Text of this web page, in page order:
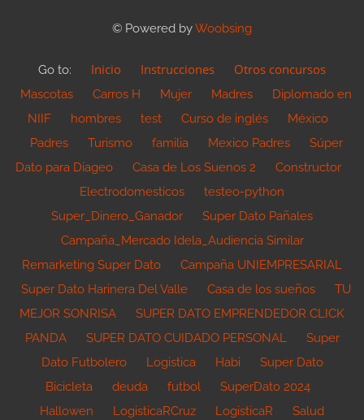
© Powered byWoobsing
Go to: Inicio Instrucciones Otros concursos
Mascotas Carros H Mujer Madres
Diplomado en
NIIF
hombres test Curso de inglés
México
Padres
Turismo familia Mexico Padres
Súper
Dato para Diageo
Casa de Los Suenos 2
Constructor
Electrodomesticos
testeo-python
Super_Dinero_Ganador
Super Dato Pañales
Campaña_Mercado Idela_Audiencia Similar
Remarketing Super Dato
Campaña UNIEMPRESARIAL
Super Dato Harinera Del Valle
Casa de los sueños
TU
MEJOR SONRISA
SUPER DATO EMPRENDEDOR CLICK
PANDA
SUPER DATO CUIDADO PERSONAL
Super
Dato Futbolero
Logistica Habi
Super Dato
Bicicleta
deuda futbol
SuperDato 2024
Hallowen
LogisticaRCruz LogisticaR
Salud